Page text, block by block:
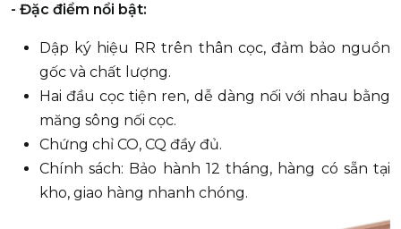
- Đặc điểm nổi bật:
Dập ký hiệu RR trên thân cọc, đảm bảo nguồn
gốc và chất lượng.
Hai đầu cọc tiện ren, dễ dàng nối với nhau bằng
măng sông nối cọc.
Chứng chỉ CO, CQ đầy đủ.
Chính sách: Bảo hành 12 tháng, hàng có sẵn tại
kho, giao hàng nhanh chóng.